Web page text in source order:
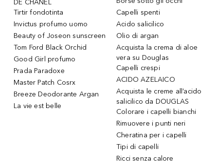
DE CHANEL
Tirtir fondotinta
Invictus profumo uomo
Beauty of Joseon sunscreen
Tom Ford Black Orchid
Good Girl profumo
Prada Paradoxe
Master Patch Cosrx
Breeze Deodorante Argan
La vie est belle
Capelli spenti
Acido salicilico
Olio di argan
Acquista la crema di aloe
vera su Douglas
Capelli crespi
ACIDO AZELAICO
Acquista le creme all’acido
salicilico da DOUGLAS
Colorare i capelli bianchi
Rimuovere i punti neri
Cheratina per i capelli
Tipi di capelli
Ricci senza calore